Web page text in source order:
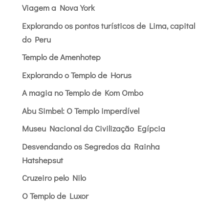
Viagem a Nova York
Explorando os pontos turísticos de Lima, capital
do Peru
Templo de Amenhotep
Explorando o Templo de Horus
A magia no Templo de Kom Ombo
Abu Simbel: O Templo imperdível
Museu Nacional da Civilização Egípcia
Desvendando os Segredos da Rainha
Hatshepsut
Cruzeiro pelo Nilo
O Templo de Luxor